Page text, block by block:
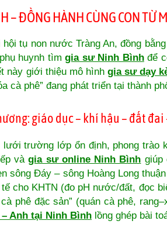
– ĐỒNG HÀNH CÙNG CON TỪ
tụ non nước Tràng An, đồng
huynh tìmgia sư Ninh Bìnhđể
này giới thiệu mô hình gia sư dạy
cà phê” đang phát triển tại thành
giáo dục – khí hậu – đất đai
lưới trường lớp ổn định, phong trào
vàgia sư online Ninh Bình giúp
sông Đáy – sông Hoàng Long
cho KHTN (đo pH nước/đất, đọc
phê đặc sản” (quán cà phê,
Anh tại Ninh Bình lồng ghép bài